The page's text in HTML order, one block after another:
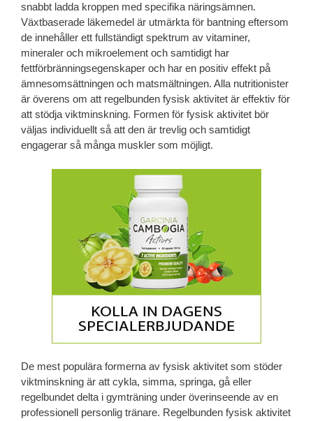
snabbt ladda kroppen med specifika näringsämnen.
Växtbaserade läkemedel är utmärkta för bantning eftersom
de innehåller ett fullständigt spektrum av vitaminer,
mineraler och mikroelement och samtidigt har
fettförbränningsegenskaper och har en positiv effekt på
ämnesomsättningen och matsmältningen. Alla nutritionister
är överens om att regelbunden fysisk aktivitet är effektiv för
att stödja viktminskning. Formen för fysisk aktivitet bör
väljas individuellt så att den är trevlig och samtidigt
engagerar så många muskler som möjligt.
De mest populära formerna av fysisk aktivitet som stöder
viktminskning är att cykla, simma, springa, gå eller
regelbundet delta i gymträning under överinseende av en
professionell personlig tränare. Regelbunden fysisk aktivitet